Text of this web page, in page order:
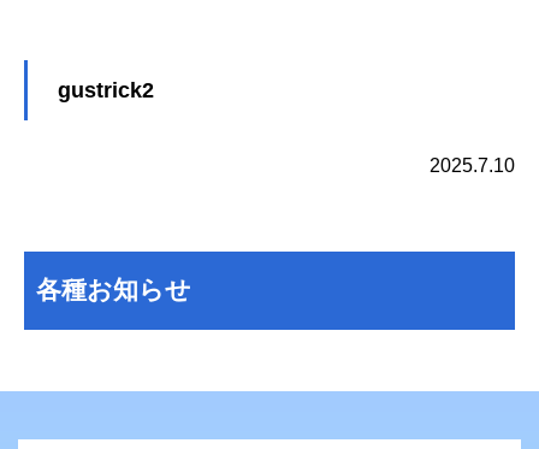
各種お知らせ
gustrick2
2025.7.10